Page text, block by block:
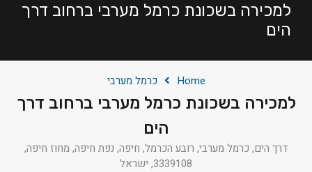
למכירה בשכונת כרמל מערבי ברחוב דרך
הים
Home כרמל מערבי
למכירה בשכונת כרמל מערבי ברחוב דרך
הים
דרך הים, כרמל מערבי, רובע הכרמל, חיפה, נפת חיפה, מחוז חיפה,
3339108, ישראל